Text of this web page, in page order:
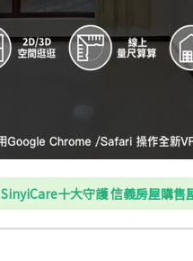
SinyiCare十大守護 信義房屋購售